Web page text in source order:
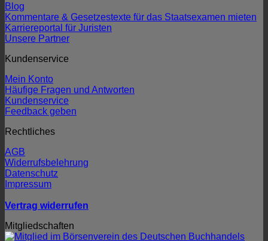
Blog
Kommentare & Gesetzestexte für das Staatsexamen mieten
Karriereportal für Juristen
Unsere Partner
Kundenservice
Mein Konto
Häufige Fragen und Antworten
Kundenservice
Feedback geben
Rechtliches
AGB
Widerrufsbelehrung
Datenschutz
Impressum
Vertrag widerrufen
Mitgliedschaften